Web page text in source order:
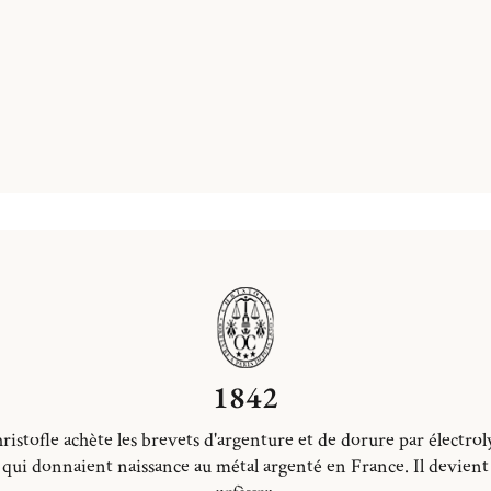
1842
achète les brevets d'argenture et de dorure par
qui donnaient naissance au métal argenté en France. Il devient